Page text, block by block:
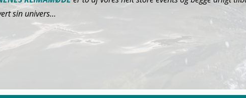
sin univers…